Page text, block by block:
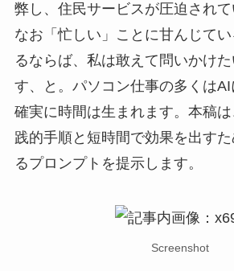
弊し、住民サービスが圧迫され
なお「忙しい」ことに甘んじて
るならば、私は敢えて問いかけ
す、と。パソコン仕事の多くは
確実に時間は生まれます。本稿
践的手順と短時間で効果を出す
るプロンプトを提示します。
Screenshot